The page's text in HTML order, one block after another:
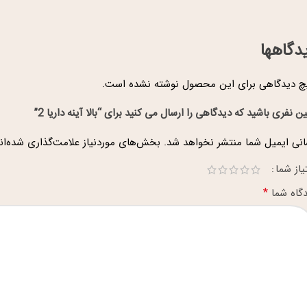
دیدگاهی برای این محصول نوشته نشده است.
نفری باشید که دیدگاهی را ارسال می کنید برای “بالا آینه داریا 2”
ایمیل شما منتشر نخواهد شد. بخش‌های موردنیاز علامت‌گذاری
شما
شما *